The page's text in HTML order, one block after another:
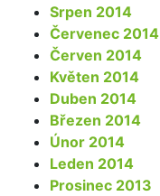
Srpen 2014
Červenec 2014
Červen 2014
Květen 2014
Duben 2014
Březen 2014
Únor 2014
Leden 2014
Prosinec 2013